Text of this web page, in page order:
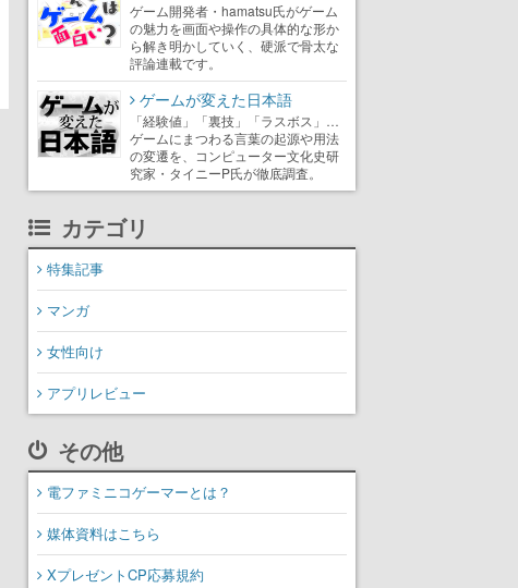
ゲーム開発者・hamatsu氏がゲーム
の魅力を画面や操作の具体的な形か
ら解き明かしていく、硬派で骨太な
評論連載です。
ゲームが変えた日本語
「経験値」「裏技」「ラスボス」…
ゲームにまつわる言葉の起源や用法
の変遷を、コンピューター文化史研
究家・タイニーP氏が徹底調査。
カテゴリ
特集記事
マンガ
女性向け
アプリレビュー
その他
電ファミニコゲーマーとは？
媒体資料はこちら
XプレゼントCP応募規約